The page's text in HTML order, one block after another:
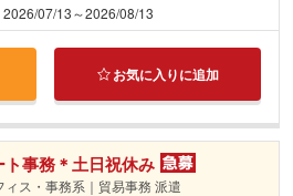
07/13～2026/08/13
お気に入りに追加
事務＊土日祝休み
ス・事務系｜貿易事務 派遣